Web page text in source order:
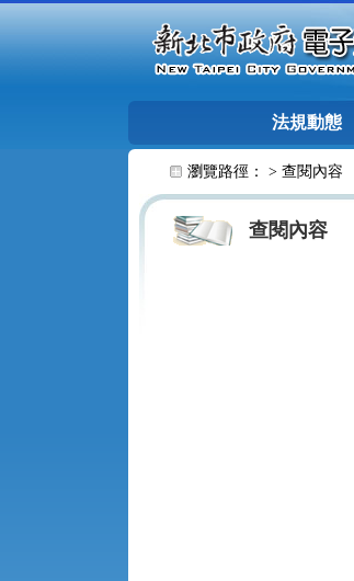
法規動態
瀏覽路徑： > 查閱內容
查閱內容